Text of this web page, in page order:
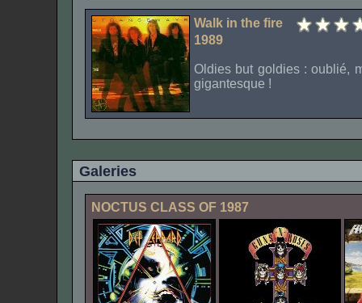
Walk in the fire
1989
Oldies but goldies : oublié,
gigantesque !
Galeries
NOCTUS CLASS OF 1987